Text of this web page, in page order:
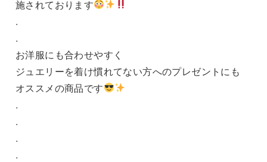
施されております
.
.
お洋服にも合わせやすく
ジュエリーを着け慣れてない方へのプレゼントにも
オススメの商品です
.
.
.
.